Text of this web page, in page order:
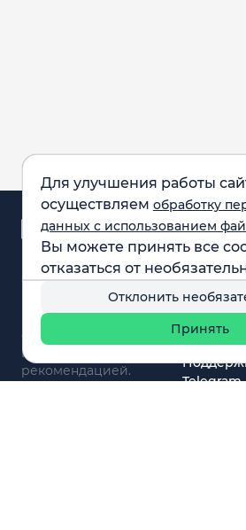
Для улучшения работы
осуществляем обработку
данных с использованием
Вы можете принять все
отказаться от
Отклонить
Принять
Обращаем внимание:
все материалы,
представленные на
сайте, не являются
инвестиционной
рекомендацией.
новости
Карта
F.A.Q.
Вебинары
О нас
Telegram